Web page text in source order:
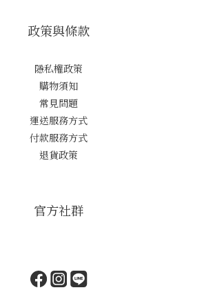
政策與條款
隱私權政策
購物須知
常見問題
運送服務方式
付款服務方式
退貨政策
官方社群